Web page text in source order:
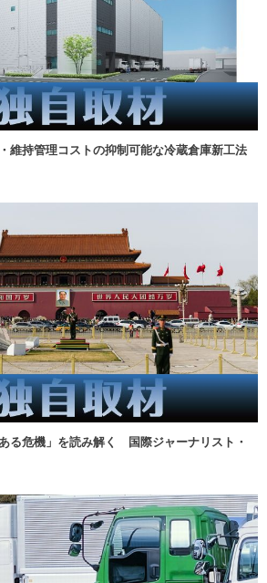
維持管理コストの抑制可能な冷蔵倉庫新工法
る危機」を読み解く 国際ジャーナリスト・